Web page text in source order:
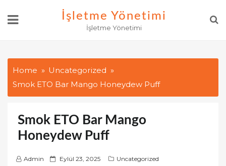
İşletme Yönetimi
İşletme Yönetimi
Home
Uncategorized
Smok ETO Bar Mango Honeydew Puff
Smok ETO Bar Mango
Honeydew Puff
Admin
P Eylül 23, 2025
Uncategorized